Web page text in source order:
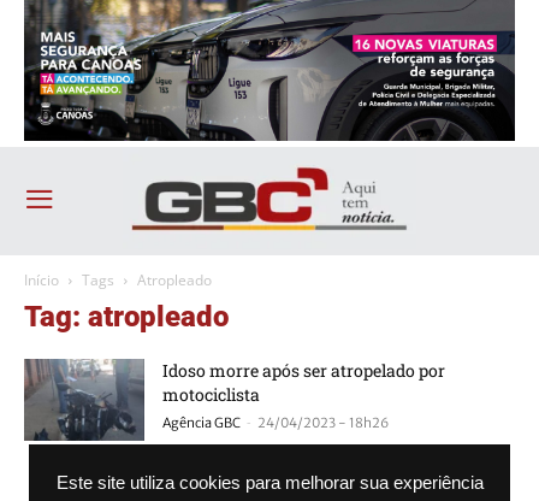
Este site utiliza cookies para melhorar sua experiência
Início Tags Atropleado
Tag: atropleado
Idoso morre após ser atropelado por
motociclista
Agência GBC - 24/04/2023 - 18h26